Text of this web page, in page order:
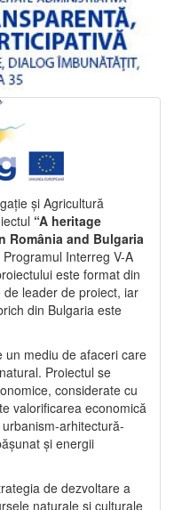
și Agricultură
“A heritage
România and Bulgaria
Interreg V-A
este format din
leader de proiect, iar
din Bulgaria este
un mediu de afaceri care
Proiectul se
considerate cu
valorificarea economică
arhitectură-
și energii
de dezvoltare a
naturale și culturale